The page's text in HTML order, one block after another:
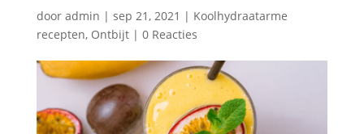
door admin | sep 21, 2021 | Koolhydraatarme
recepten, Ontbijt| 0 Reacties